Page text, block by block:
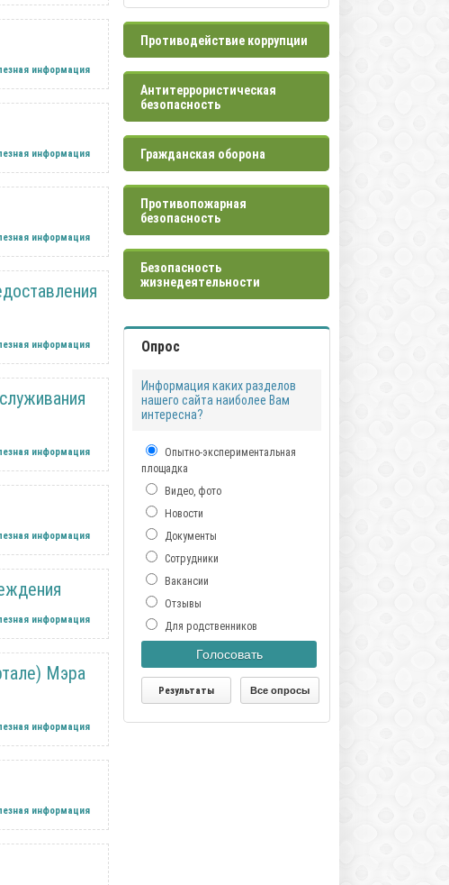
информация
информация
информация
информация
информация
информация
информация
Мэра
информация
информация
Противодействие коррупции
Антитеррористическая
безопасность
Гражданская оборона
Противопожарная
безопасность
Безопасность
жизнедеятельности
Опрос
Информация каких разделов
нашего сайта наиболее Вам
интересна?
Опытно-экспериментальная
площадка
Видео, фото
Новости
Документы
Сотрудники
Вакансии
Отзывы
Для родственников
Голосовать
Результаты Все опросы